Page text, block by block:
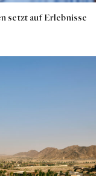
setzt auf Erlebnisse